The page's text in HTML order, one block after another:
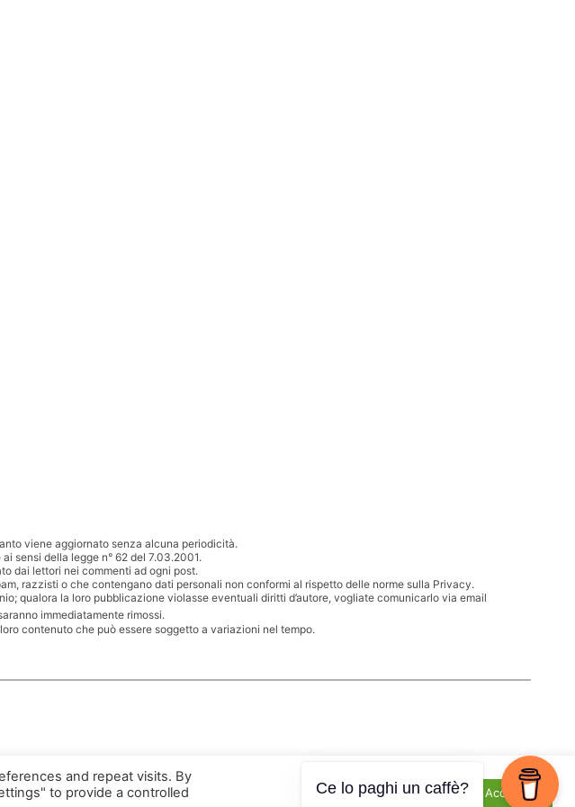
viene aggiornato senza alcuna periodicità.
sensi della legge n° 62 del 7.03.2001.
dai lettori nei commenti ad ogni post.
razzisti o che contengano dati personali non conformi al rispetto delle norme sulla Privacy.
qualora la loro pubblicazione violasse eventuali diritti d’autore, vogliate comunicarlo via email
immediatamente rimossi.
contenuto che può essere soggetto a variazioni nel tempo.
and repeat visits. By
to provide a controlled
Cookie Settings Accept All
Ce lo paghi un caffè?